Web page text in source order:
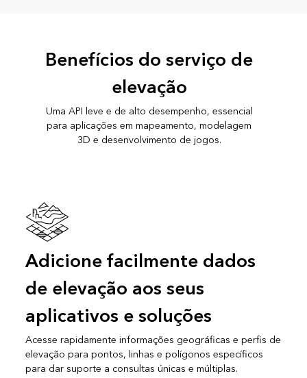
Benefícios do serviço de
elevação
Uma API leve e de alto desempenho, essencial
para aplicações em mapeamento, modelagem
3D e desenvolvimento de jogos.
Adicione facilmente dados
de elevação aos seus
aplicativos e soluções
Acesse rapidamente informações geográficas e perfis de
elevação para pontos, linhas e polígonos específicos
para dar suporte a consultas únicas e múltiplas.